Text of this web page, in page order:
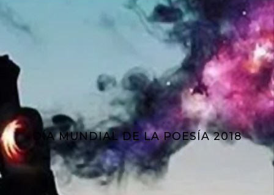
DÍA MUNDIAL DE LA POESÍA 2018